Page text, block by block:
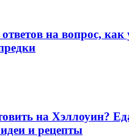
на вопрос, как
на Хэллоуин?
и рецепты